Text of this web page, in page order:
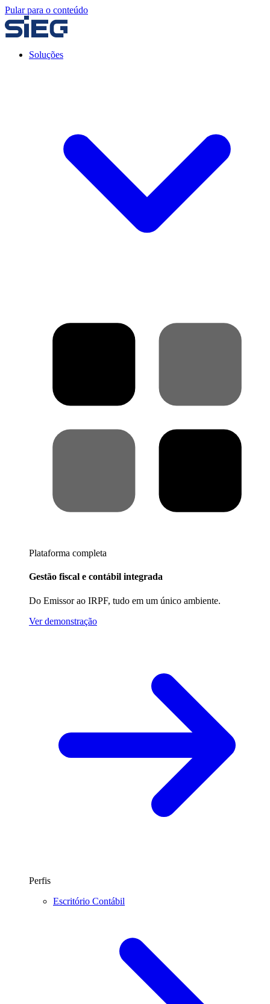
Pular para o conteúdo
Soluções
Plataforma completa
Gestão fiscal e contábil integrada
Do Emissor ao IRPF, tudo em um único ambiente.
Ver demonstração
Perfis
Escritório Contábil